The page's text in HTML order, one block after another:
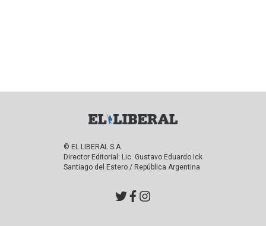
© EL LIBERAL S.A.
Director Editorial: Lic. Gustavo Eduardo Ick
Santiago del Estero / República Argentina